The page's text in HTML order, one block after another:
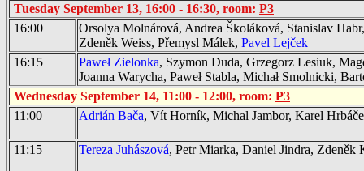
Tuesday September 13, 16:00 - 16:30, room: P3
16:00
Orsolya Molnárová, Andrea Školáková, Stanislav
Zdeněk Weiss, Přemysl Málek, Pavel Lejček
16:15
Paweł Zielonka, Szymon Duda, Grzegorz Lesiuk,
Joanna Warycha, Paweł Stabla, Michał Smolnicki,
Wednesday September 14, 11:00 - 12:00, room: P3
11:00
Adrián Bača, Vít Horník, Michal Jambor, Karel
11:15 Tereza Juhászová, Petr Miarka, Daniel Jindra, Zdeněk